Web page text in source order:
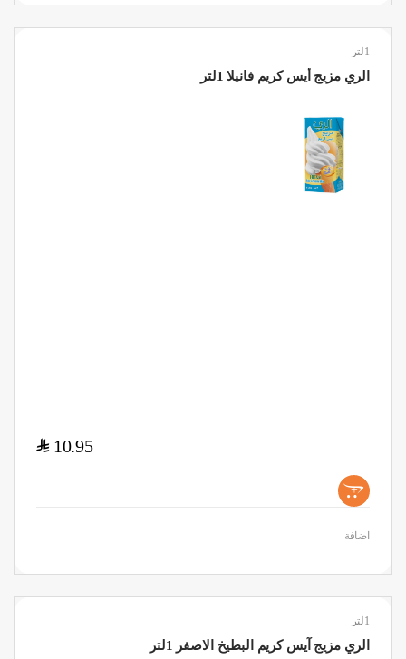
1لتر
الري مزيج أيس كريم فانيلا 1لتر
10.95
$
+
اضافة
1لتر
الري مزيج آيس كريم البطيخ الاصفر 1لتر